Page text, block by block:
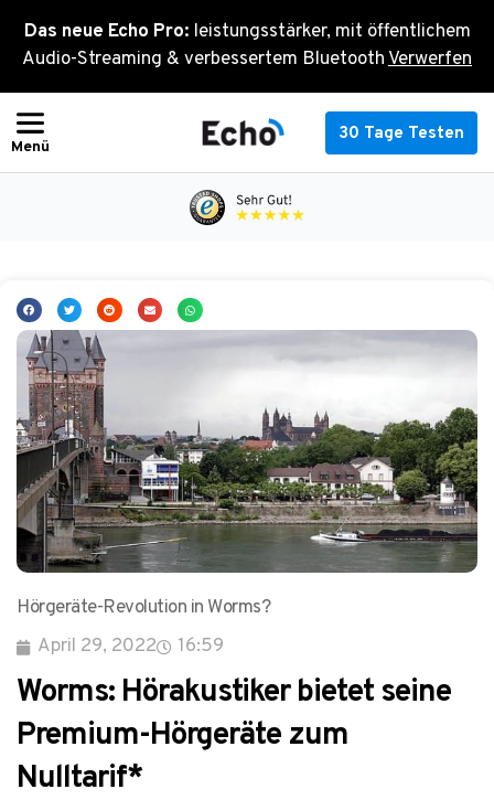
Das neue Echo Pro: leistungsstärker, mit öffentlichem
Audio-Streaming & verbessertem BluetoothVerwerfen
Inhalt
springen
30 Tage Testen
Hörgeräte-Revolution in Worms?
April 29, 2022
16:59
Worms: Hörakustiker bietet seine
Premium-Hörgeräte zum
Nulltarif*